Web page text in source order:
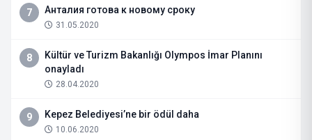
7 Анталия готова к новому сроку
31.05.2020
8
Kültür ve Turizm Bakanlığı Olympos İmar Planını
onayladı
28.04.2020
9 Kepez Belediyesi’ne bir ödül daha
10.06.2020